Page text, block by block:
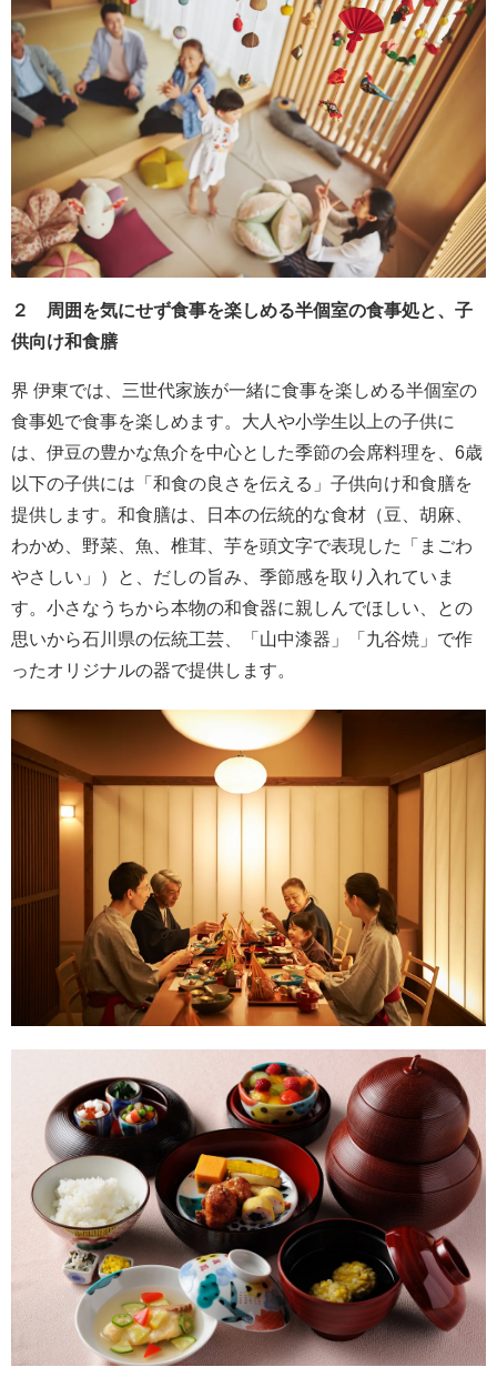
２ 周囲を気にせず食事を楽しめる半個室の食事処と、子
供向け和食膳
界 伊東では、三世代家族が一緒に食事を楽しめる半個室の
食事処で食事を楽しめます。大人や小学生以上の子供に
は、伊豆の豊かな魚介を中心とした季節の会席料理を、6歳
以下の子供には「和食の良さを伝える」子供向け和食膳を
提供します。和食膳は、日本の伝統的な食材（豆、胡麻、
わかめ、野菜、魚、椎茸、芋を頭文字で表現した「まごわ
やさしい」）と、だしの旨み、季節感を取り入れていま
す。小さなうちから本物の和食器に親しんでほしい、との
思いから石川県の伝統工芸、「山中漆器」「九谷焼」で作
ったオリジナルの器で提供します。